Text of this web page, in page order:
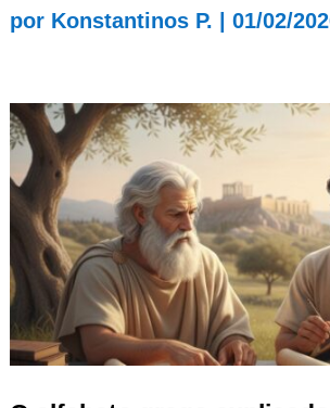
por Konstantinos P. 01/02/